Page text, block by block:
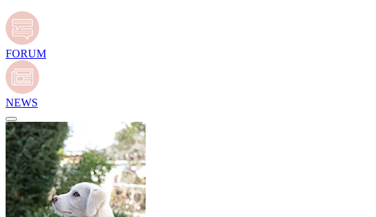
FORUM
NEWS